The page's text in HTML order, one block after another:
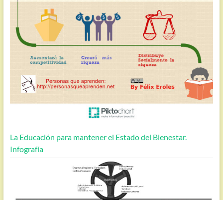
La Educación para mantener el Estado del Bienestar.
Infografía